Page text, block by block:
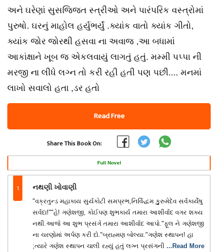
અને ઘરેણાં સુસજ્જિત સ્ત્રીઓ અને પારંપરિક વસ્ત્રોમાં
પુરુષો. ઘરનું માહોલ હર્યુભર્યું .ક્યાંક વાતો ક્યાંક ગીતો,
ક્યાંક જોર જોરથી હસવા ના અવાજ ,આ બધામાંં
આકાંક્ષાને ખૂબ જ એકલવાયું લાગતું હતું. મમ્મી પપ્પા ની
મરજી ના લીધે લગ્ન તો કરી રહી હતી પણ પછી.... મનમાં
લાખો સવાલો હતા ,ડર હતો
Read Free
Share This Book On:
Full Novel
1 નથણી ખોવાણી
"વક્રતુન્ડ મહાકાય સુર્યકોટી સમપ્રભ,નિર્વિદ્ધમ કુુુુરુમેદેવ સર્વકાર્યે‌ષુ‌
સર્વદા!""હે! ગણેશજી, કોઈપણ શુભકાર્ય તમારા આશીર્વાદ વગર શક્ય
નથી.આજે આ શુભ પ્રસંગે તમારા આશીર્વાદ આપો."ફૂલ ને ગણેશજી
ના ચરણોમાં અર્પણ કરી દો."બ્રાહ્મણ બોલ્યા."ગણેશ સ્થાપન! હા
;ત્યારે ગણેશ સ્થાપન ચાલી રહ્યું હતું લગ્ન પ્રસંગની ...Read More